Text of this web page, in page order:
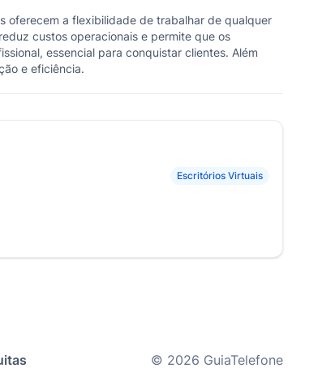
oferecem a flexibilidade de trabalhar de qualquer
custos operacionais e permite que os
essencial para conquistar clientes. Além
e eficiência.
Escritórios Virtuais
© 2026 GuiaTelefone